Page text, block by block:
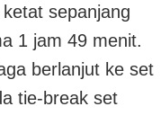
sepanjang
1 jam 49 menit.
berlanjut ke set
tie-break set